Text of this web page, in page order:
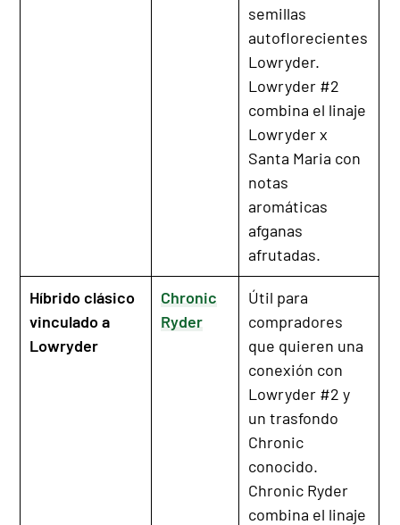
semillas
autoflorecientes
Lowryder.
Lowryder #2
combina el linaje
Lowryder x
Santa Maria con
notas
aromáticas
afganas
afrutadas.
Híbrido clásico
vinculado a
Lowryder
Chronic
Ryder
Útil para
compradores
que quieren una
conexión con
Lowryder #2 y
un trasfondo
Chronic
conocido.
Chronic Ryder
combina el linaje